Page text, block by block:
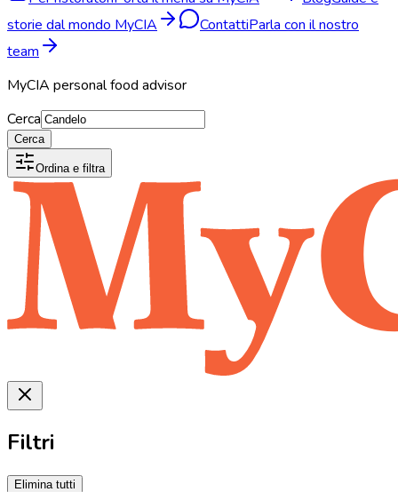
storie dal mondo MyCIA
ContattiParla con il nostro
team
MyCIA personal food advisor
Cerca
Cerca
Ordina e filtra
Filtri
Elimina tutti